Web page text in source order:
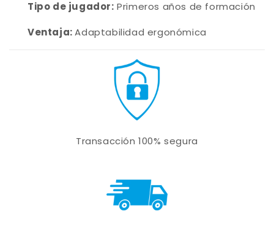
Tipo de jugador: Primeros años de formación
Ventaja: Adaptabilidad ergonómica
Transacción 100% segura